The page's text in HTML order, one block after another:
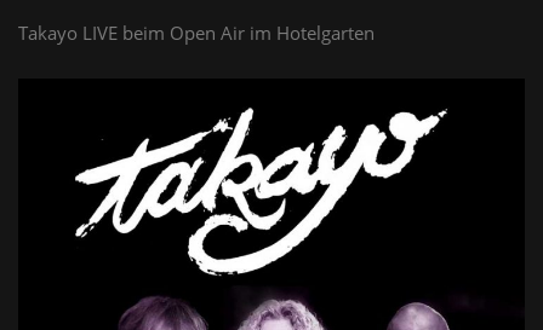
Takayo LIVE beim Open Air im Hotelgarten